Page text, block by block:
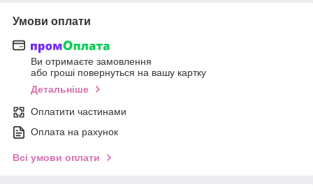
Умови оплати
Ви отримаєте замовлення
або гроші повернуться на вашу картку
Детальніше
Оплатити частинами
Оплата на рахунок
Всі умови оплати